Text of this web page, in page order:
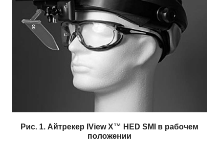
Рис. 1. Айтрекер IView X™ HED SMI в рабочем
положении